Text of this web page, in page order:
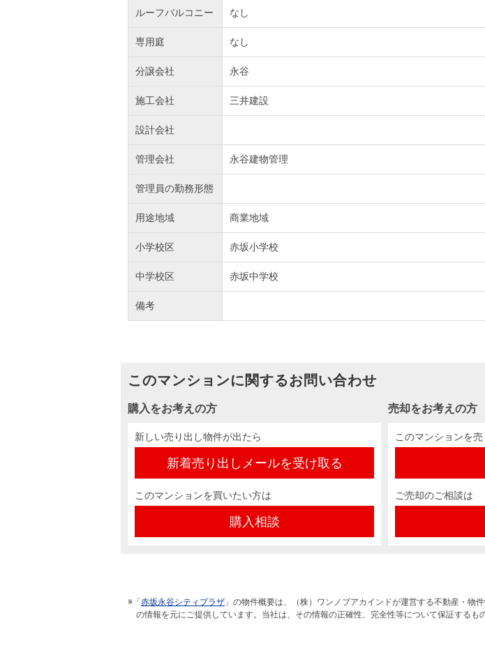
ルーフバルコニー なし
専用庭 なし
分譲会社 永谷
施工会社 三井建設
設計会社
管理会社 永谷建物管理
管理員の勤務形態
用途地域 商業地域
小学校区 赤坂小学校
中学校区 赤坂中学校
備考
このマンションに関するお問い合わせ
購入をお考えの方
新しい売り出し物件が出たら
新着売り出しメールを受け取る
このマンションを買いたい方は
購入相談
売却をお考えの方
このマンションを
ご売却のご相談は
※「 赤坂永谷シティプラザ 」の物件概要は、（株）ワンノブアカインドが運営する不動産・物件
の情報を元にご提供しています。当社は、その情報の正確性、完全性等について保証するも